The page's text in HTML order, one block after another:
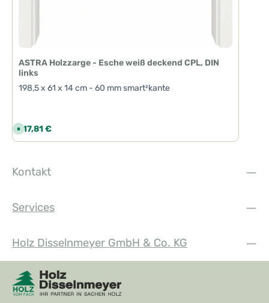
ASTRA Holzzarge - Esche weiß deckend CPL, DIN
links
198,5 x 61 x 14 cm - 60 mm smart²kante
Regulärer Preis:
S
o
f
v
g
,
L
e
r
z
e
117,81 €
Kontakt
Services
Holz Disselnmeyer GmbH & Co. KG